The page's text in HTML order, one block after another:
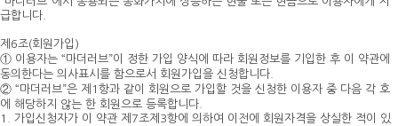
급합니다.
제6조(회원가입)
① 이용자는 “마더러브”이 정한 가입 양식에 따라 회원정보를 기입한 후 이 약관에
동의한다는 의사표시를 함으로서 회원가입을 신청합니다.
② “마더러브”은 제1항과 같이 회원으로 가입할 것을 신청한 이용자 중 다음 각 호
에 해당하지 않는 한 회원으로 등록합니다.
1. 가입신청자가 이 약관 제7조제3항에 의하여 이전에 회원자격을 상실한 적이 있